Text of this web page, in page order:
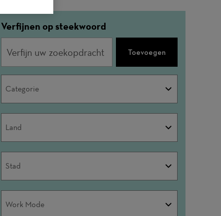
Verfijnen op steekwoord
Toevoegen
Categorie
Land
Stad
Work Mode